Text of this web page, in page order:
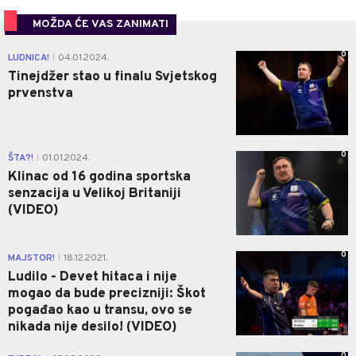
MOŽDA ĆE VAS ZANIMATI
LUDNICA! 04.01.2024.
Tinejdžer stao u finalu Svjetskog
prvenstva
0
ŠTA?! 01.01.2024.
Klinac od 16 godina sportska
senzacija u Velikoj Britaniji
(VIDEO)
0
MAJSTOR! 18.12.2021.
Ludilo - Devet hitaca i nije
mogao da bude precizniji: Škot
pogađao kao u transu, ovo se
nikada nije desilo! (VIDEO)
0